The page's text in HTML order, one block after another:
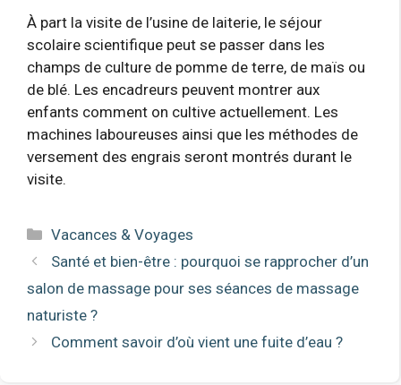
À part la visite de l’usine de laiterie, le séjour
scolaire scientifique peut se passer dans les
champs de culture de pomme de terre, de maïs ou
de blé. Les encadreurs peuvent montrer aux
enfants comment on cultive actuellement. Les
machines laboureuses ainsi que les méthodes de
versement des engrais seront montrés durant le
visite.
Catégories
Vacances & Voyages
Santé et bien-être : pourquoi se rapprocher d’un
salon de massage pour ses séances de massage
naturiste ?
Comment savoir d’où vient une fuite d’eau ?